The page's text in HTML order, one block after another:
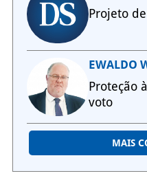
Projeto
EWALDO
Proteção
voto
MAIS